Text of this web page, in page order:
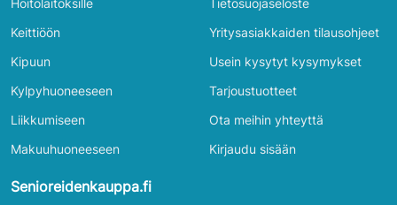
Keittiöön
Kipuun
Kylpyhuoneeseen
Liikkumiseen
Makuuhuoneeseen
Yritysasiakkaiden tilausohjeet
Usein kysytyt kysymykset
Tarjoustuotteet
Ota meihin yhteyttä
Kirjaudu sisään
Senioreidenkauppa.fi